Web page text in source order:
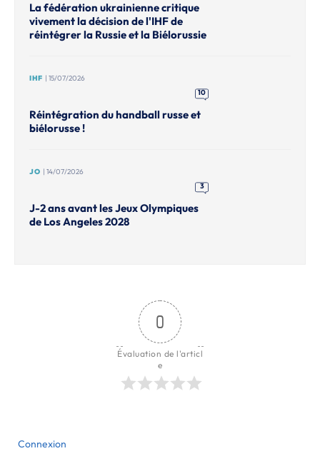
La fédération ukrainienne critique
vivement la décision de l'IHF de
réintégrer la Russie et la Biélorussie
IHF | 15/07/2026
10
Réintégration du handball russe et
biélorusse !
JO | 14/07/2026
3
J-2 ans avant les Jeux Olympiques
de Los Angeles 2028
0
Évaluation de l'articl
e
Connexion